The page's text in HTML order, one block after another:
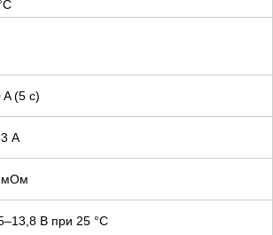
A (5 с)
А
мОм
В при 25 °С